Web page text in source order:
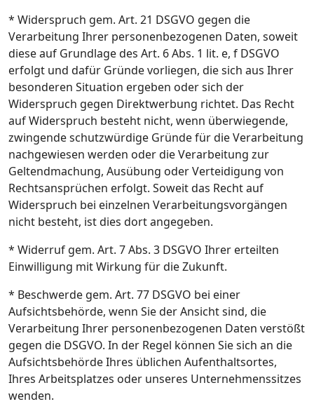
* Widerspruch gem. Art. 21 DSGVO gegen die
Verarbeitung Ihrer personenbezogenen Daten, soweit
diese auf Grundlage des Art. 6 Abs. 1 lit. e, f DSGVO
erfolgt und dafür Gründe vorliegen, die sich aus Ihrer
besonderen Situation ergeben oder sich der
Widerspruch gegen Direktwerbung richtet. Das Recht
auf Widerspruch besteht nicht, wenn überwiegende,
zwingende schutzwürdige Gründe für die Verarbeitung
nachgewiesen werden oder die Verarbeitung zur
Geltendmachung, Ausübung oder Verteidigung von
Rechtsansprüchen erfolgt. Soweit das Recht auf
Widerspruch bei einzelnen Verarbeitungsvorgängen
nicht besteht, ist dies dort angegeben.
* Widerruf gem. Art. 7 Abs. 3 DSGVO Ihrer erteilten
Einwilligung mit Wirkung für die Zukunft.
* Beschwerde gem. Art. 77 DSGVO bei einer
Aufsichtsbehörde, wenn Sie der Ansicht sind, die
Verarbeitung Ihrer personenbezogenen Daten verstößt
gegen die DSGVO. In der Regel können Sie sich an die
Aufsichtsbehörde Ihres üblichen Aufenthaltsortes,
Ihres Arbeitsplatzes oder unseres Unternehmenssitzes
wenden.